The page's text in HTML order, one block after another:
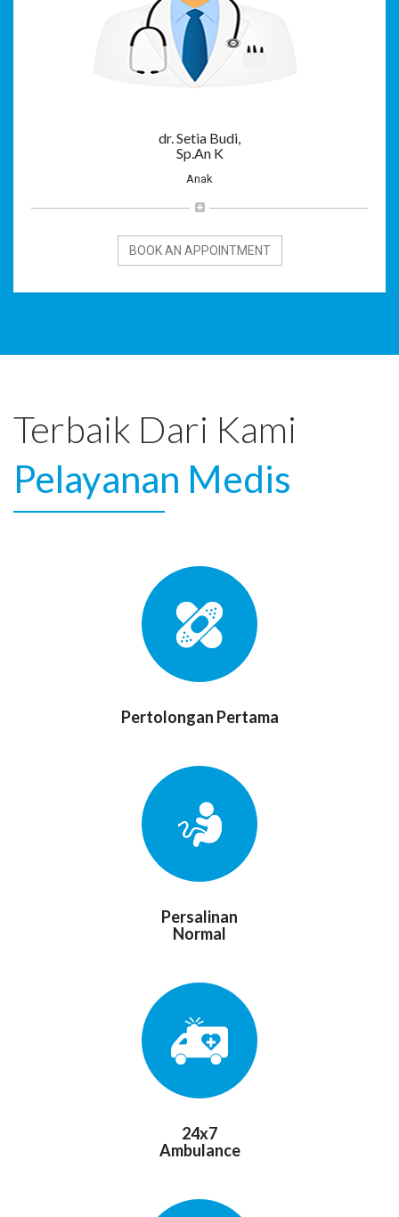
dr. Setia Budi,
Sp.An K
Anak
BOOK AN APPOINTMENT
Terbaik Dari Kami
Pelayanan Medis
Pertolongan Pertama
Persalinan
Normal
24x7
Ambulance